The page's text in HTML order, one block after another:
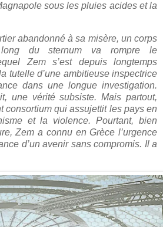
sous les pluies acides et la
abandonné à sa misère, un corps
du sternum va rompre le
Zem s’est depuis longtemps
tutelle d’une ambitieuse inspectrice
dans une longue investigation.
une vérité subsiste. Mais partout,
consortium qui assujettit les pays en
et la violence. Pourtant, bien
Zem a connu en Grèce l’urgence
d’un avenir sans compromis. Il a